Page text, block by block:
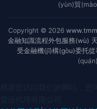
(yùn)貿
Copyright © 2026
金融知識流程外包服務(wù)
受金融機(jī)構(gòu)委托